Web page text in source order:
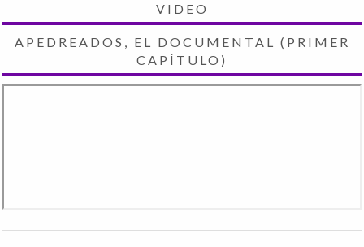
VIDEO
APEDREADOS, EL DOCUMENTAL (PRIMER
CAPÍTULO)